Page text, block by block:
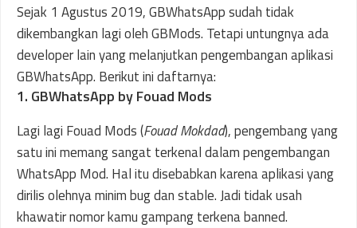
Sejak 1 Agustus 2019, GBWhatsApp sudah tidak
dikembangkan lagi oleh GBMods. Tetapi untungnya ada
developer lain yang melanjutkan pengembangan aplikasi
GBWhatsApp. Berikut ini daftarnya:
1. GBWhatsApp by Fouad Mods
Lagi lagi Fouad Mods (Fouad Mokdad), pengembang yang
satu ini memang sangat terkenal dalam pengembangan
WhatsApp Mod. Hal itu disebabkan karena aplikasi yang
dirilis olehnya minim bug dan stable. Jadi tidak usah
khawatir nomor kamu gampang terkena banned.